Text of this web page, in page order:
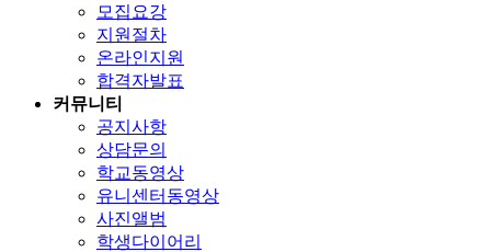
모집요강
지원절차
온라인지원
합격자발표
커뮤니티
공지사항
상담문의
학교동영상
유니센터동영상
사진앨범
학생다이어리